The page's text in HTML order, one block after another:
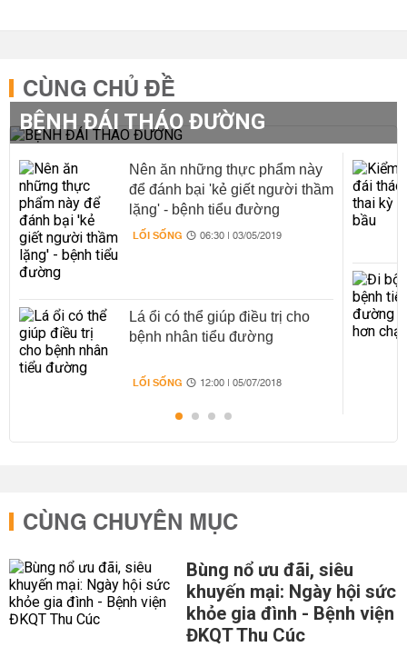
CÙNG CHỦ ĐỀ
BỆNH ĐÁI THÁO ĐƯỜNG
Nên ăn những thực phẩm này
để đánh bại 'kẻ giết người thầm
lặng' - bệnh tiểu đường
LỐI SỐNG 06:30 | 03/05/2019
Lá ổi có thể giúp điều trị cho
bệnh nhân tiểu đường
LỐI SỐNG 12:00 | 05/07/2018
CÙNG CHUYÊN MỤC
Bùng nổ ưu đãi, siêu
khuyến mại: Ngày hội sức
khỏe gia đình - Bệnh viện
ĐKQT Thu Cúc